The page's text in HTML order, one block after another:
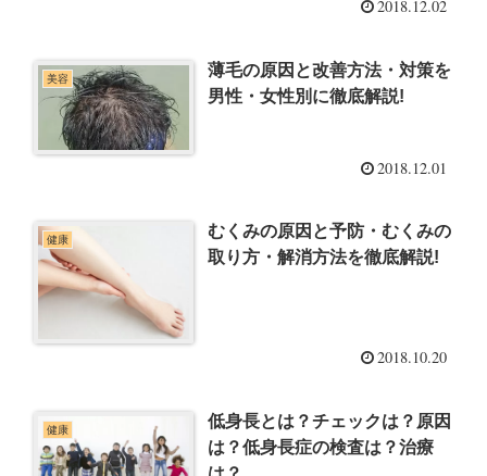
2018.12.02
美容
薄毛の原因と改善方法・対策を
男性・女性別に徹底解説!
2018.12.01
健康
むくみの原因と予防・むくみの
取り方・解消方法を徹底解説!
2018.10.20
健康
低身長とは？チェックは？原因
は？低身長症の検査は？治療